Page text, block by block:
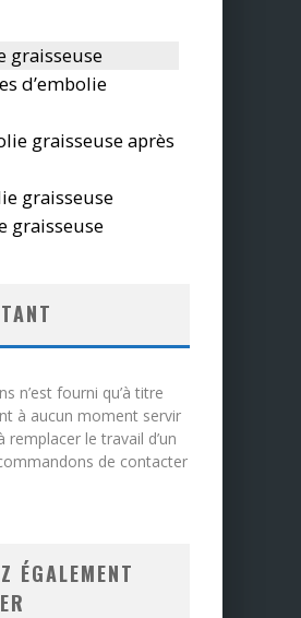
graisseuse
d’embolie
graisseuse après
graisseuse
graisseuse
n’est fourni qu’à titre
à aucun moment servir
le travail d’un
de contacter
ÉGALEMENT